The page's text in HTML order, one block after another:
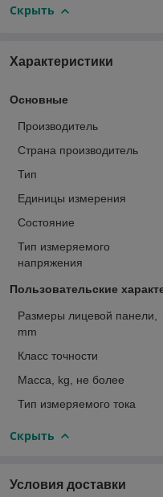
Скрыть
Характеристики
Основные
Производитель
Страна производитель
Тип
Единицы измерения
Состояние
Тип измеряемого
напряжения
Пользовательские
Размеры лицевой панели,
mm
Класс точности
Масса, kg, не более
Тип измеряемого тока
Скрыть
Условия доставки